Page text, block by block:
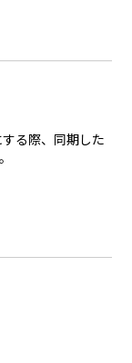
る際、同期した